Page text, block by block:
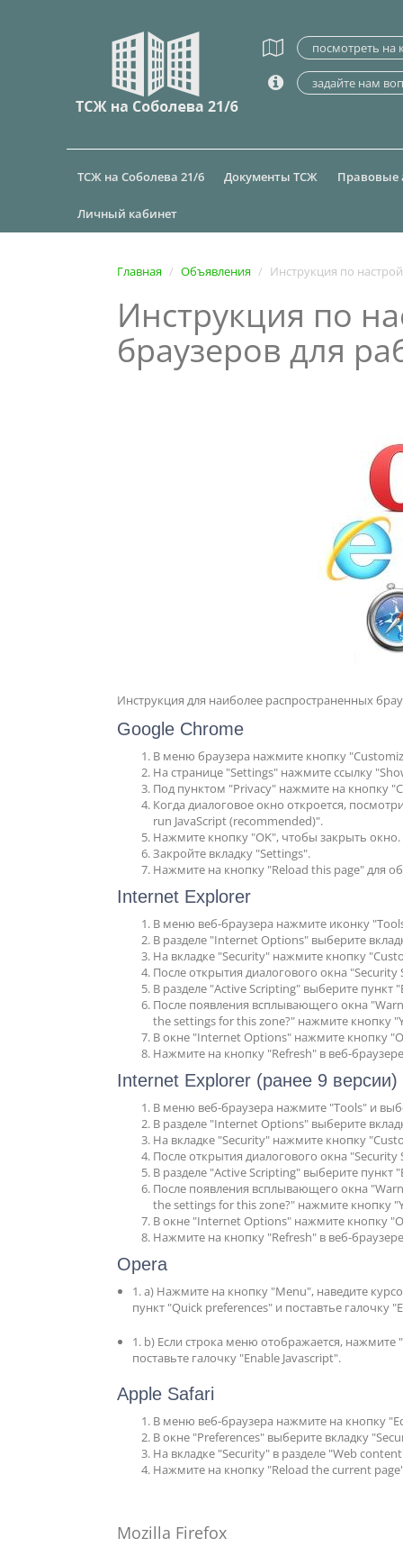
посмотреть на
задайте нам
ТСЖ на Соболева 21/6 Документы ТСЖ Правовые
Личный кабинет
Главная Объявления
Инструкция по
браузеров для
Инструкция для наиболее распространенных
Google Chrome
В меню браузера нажмите кнопку
На странице "Settings" нажмите ссылку
Под пунктом "Privacy" нажмите на кнопку
Когда диалоговое окно откроется,
run JavaScript (recommended)".
Нажмите кнопку "OK", чтобы закрыть окно.
Закройте вкладку "Settings".
Нажмите на кнопку "Reload this page" для
Internet Explorer
В меню веб-браузера нажмите иконку
В разделе "Internet Options" выберите
На вкладке "Security" нажмите кнопку
После открытия диалогового окна
В разделе "Active Scripting" выберите пункт
После появления всплывающего окна
the settings for this zone?" нажмите кнопку
В окне "Internet Options" нажмите кнопку
Нажмите на кнопку "Refresh" в веб-
Internet Explorer (ранее 9 версии)
В меню веб-браузера нажмите "Tools" и
В разделе "Internet Options" выберите
На вкладке "Security" нажмите кнопку
После открытия диалогового окна
В разделе "Active Scripting" выберите пункт
После появления всплывающего окна
the settings for this zone?" нажмите кнопку
В окне "Internet Options" нажмите кнопку
Нажмите на кнопку "Refresh" в веб-
Opera
1. a) Нажмите на кнопку "Menu", наведите
пункт "Quick preferences" и поставтье галочку
1. b) Если строка меню отображается,
поставьте галочку "Enable Javascript".
Apple Safari
В меню веб-браузера нажмите на кнопку
В окне "Preferences" выберите вкладку
На вкладке "Security" в разделе "Web
Нажмите на кнопку "Reload the current
Mozilla Firefox